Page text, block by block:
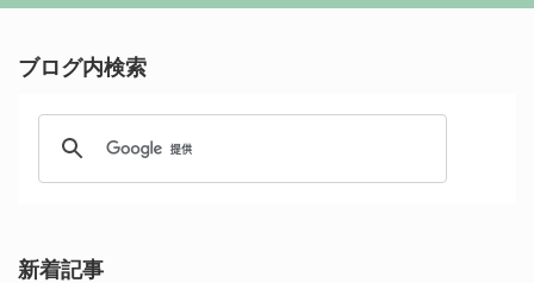
ブログ内検索
新着記事